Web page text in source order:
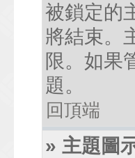
被鎖定的
將結束。
限。如果
題。
回頂端
» 主題圖